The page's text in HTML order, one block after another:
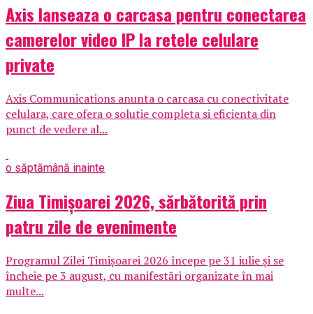
Axis lanseaza o carcasa pentru conectarea
camerelor video IP la retele celulare
private
Axis Communications anunta o carcasa cu conectivitate
celulara, care ofera o solutie completa si eficienta din
punct de vedere al...
o săptămână inainte
Ziua Timișoarei 2026, sărbătorită prin
patru zile de evenimente
Programul Zilei Timișoarei 2026 începe pe 31 iulie și se
încheie pe 3 august, cu manifestări organizate în mai
multe...